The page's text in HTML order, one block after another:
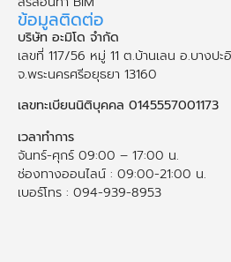
Partner
Plant3D Tutor
สิริสอนทำ BIM
ข้อมูลติดต่อ
บริษัท อะมิโด จำกัด
เลขที่ 117/56 หมู่ 11 ต.บ้านเลน อ.บางปะอิน
จ.พระนคร​ศรี​อยุธยา​ 13160
เลขทะเบียนนิติบุคคล 0145557001173
เวลาทำการ